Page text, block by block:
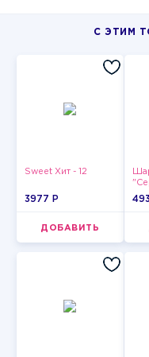
С ЭТИМ
Sweet Хит - 12
3977 P
ДОБАВИТЬ
2